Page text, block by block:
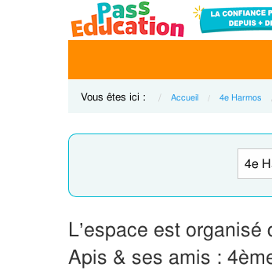
Vous êtes ici : Accueil 4e Harmos
L’espace est
Apis & ses amis :